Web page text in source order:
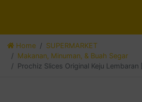
Home
SUPERMARKET
Makanan, Minuman, & Buah Segar
Prochiz Slices Original Keju Lembaran